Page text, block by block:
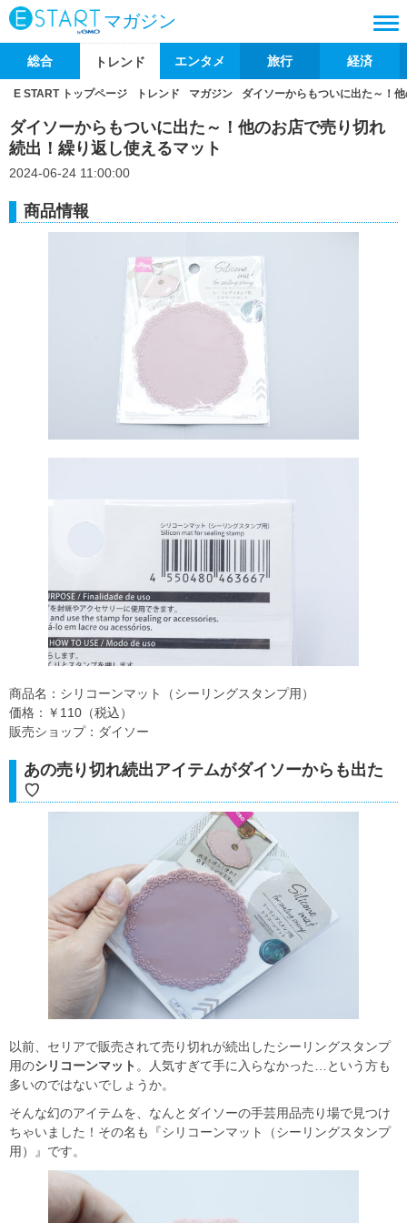
マガジン
総合 トレンド エンタメ 旅行 経済
E START トップページ トレンド マガジン ダイソーからもついに出た～！
ダイソーからもついに出た～！他のお店で売り切れ
続出！繰り返し使えるマット
2024-06-24 11:00:00
商品情報
商品名：シリコーンマット（シーリングスタンプ用）
価格：￥110（税込）
販売ショップ：ダイソー
あの売り切れ続出アイテムがダイソーからも出た
♡
以前、セリアで販売されて売り切れが続出したシーリングスタンプ
用のシリコーンマット 。人気すぎて手に入らなかった…という方も
多いのではないでしょうか。
そんな幻のアイテムを、なんとダイソーの手芸用品売り場で見つけ
ちゃいました！その名も『シリコーンマット（シーリングスタンプ
用）』です。